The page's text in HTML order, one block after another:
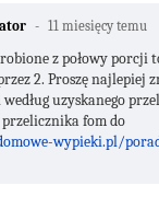
11 miesięcy temu
z połowy porcji
2. Proszę najlepiej
uzyskanego
fom do
wypieki.pl/